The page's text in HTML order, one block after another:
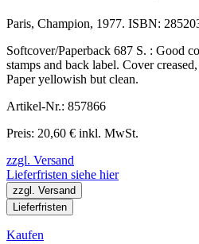
Paris, Champion, 1977. ISBN:
Softcover/Paperback 687 S. : Good
stamps and back label. Cover
Paper yellowish but clean.
Artikel-Nr.: 857866
Preis: 20,60 € inkl. MwSt.
zzgl. Versand
Lieferfristen siehe hier
zzgl. Versand
Lieferfristen
Kaufen